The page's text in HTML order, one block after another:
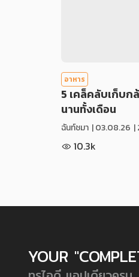
อาหาร
5 เคล็คลับเก็บก
นานทั้งเดือน
ฉันท์ชมา |03.08.26 |
10.3k
YOUR